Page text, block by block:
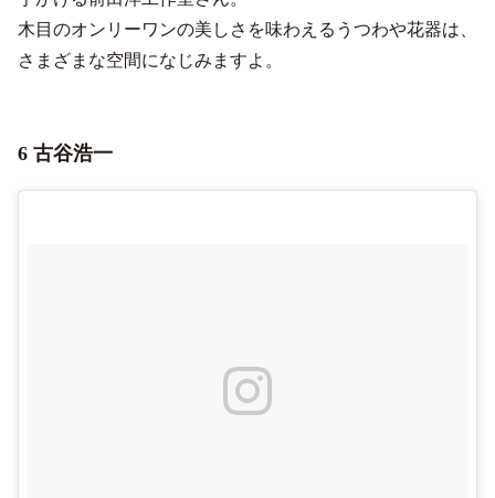
木目のオンリーワンの美しさを味わえるうつわや花器は、
さまざまな空間になじみますよ。
6 古谷浩一